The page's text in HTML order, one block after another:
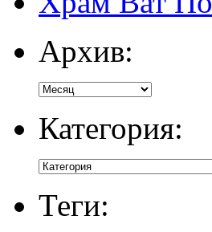
Архив:
Категория:
Теги: